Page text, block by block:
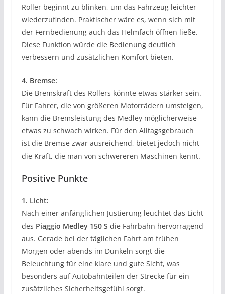
Roller beginnt zu blinken, um das Fahrzeug leichter
wiederzufinden. Praktischer wäre es, wenn sich mit
der Fernbedienung auch das Helmfach öffnen ließe.
Diese Funktion würde die Bedienung deutlich
verbessern und zusätzlichen Komfort bieten.
4. Bremse:
Die Bremskraft des Rollers könnte etwas stärker sein.
Für Fahrer, die von größeren Motorrädern umsteigen,
kann die Bremsleistung des Medley möglicherweise
etwas zu schwach wirken. Für den Alltagsgebrauch
ist die Bremse zwar ausreichend, bietet jedoch nicht
die Kraft, die man von schwereren Maschinen kennt.
Positive Punkte
1. Licht:
Nach einer anfänglichen Justierung leuchtet das Licht
des Piaggio Medley 150 S die Fahrbahn hervorragend
aus. Gerade bei der täglichen Fahrt am frühen
Morgen oder abends im Dunkeln sorgt die
Beleuchtung für eine klare und gute Sicht, was
besonders auf Autobahnteilen der Strecke für ein
zusätzliches Sicherheitsgefühl sorgt.